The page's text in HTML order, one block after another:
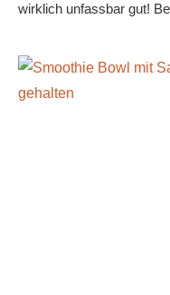
wirklich unfassbar gut!